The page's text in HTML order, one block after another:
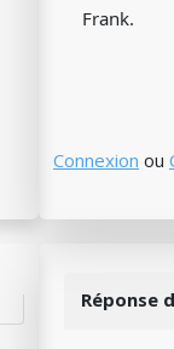
Frank.
Connexion ou
Réponse